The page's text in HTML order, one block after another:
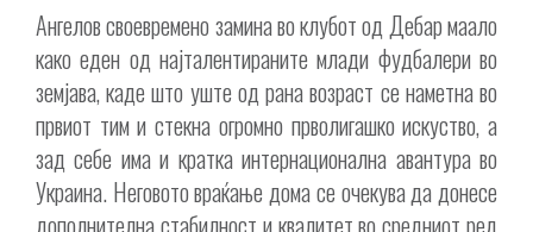
Ангелов своевремено замина во клубот од Дебар маало
како еден од најталентираните млади фудбалери во
земјава, каде што уште од рана возраст се наметна во
првиот тим и стекна огромно прволигашко искуство, а
зад себе има и кратка интернационална авантура во
Украина. Неговото враќање дома се очекува да донесе